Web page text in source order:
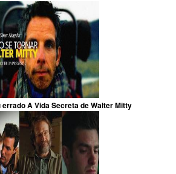
errado A Vida Secreta de Walter Mitty